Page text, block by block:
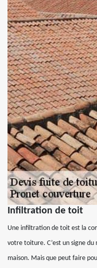
Infiltration de toit
Une infiltration de toit est la
votre toiture. C’est un signe
maison. Mais que peut faire